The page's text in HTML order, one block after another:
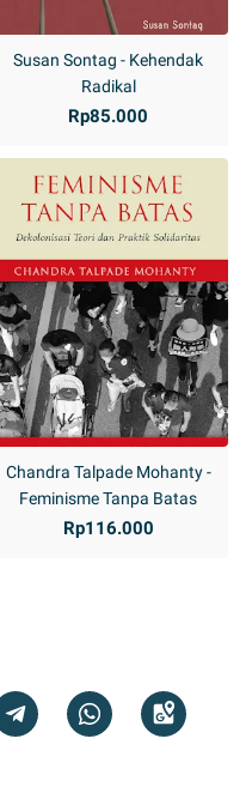
Susan Sontag - Kehendak
Radikal
Rp85.000
Chandra Talpade Mohanty -
Feminisme Tanpa Batas
Rp116.000